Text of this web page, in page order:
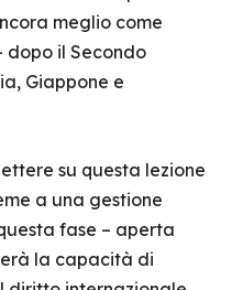
meglio come
il Secondo
Giappone e
su questa lezione
a una gestione
fase – aperta
la capacità di